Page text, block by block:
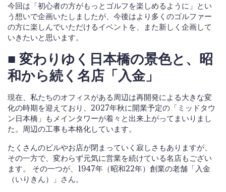
今回は「初心者の方がもっとゴルフを楽しめるように」とい
う想いで企画いたしましたが、今後はより多くのゴルファー
の方に楽しんでいただけるイベントを、また新しく企画して
いきたいと思います。
■ 変わりゆく日本橋の景色と、昭
和から続く名店「入金」
現在、私たちのオフィスがある周辺は再開発による大きな変
化の時期を迎えており、2027年秋に開業予定の「ミッドタウ
ン日本橋」もメインタワーが着々と出来上がってまいりまし
た。周辺の工事も本格化しています。
たくさんのビルやお店が閉まっていく寂しさもありますが、
その一方で、変わらず元気に営業を続けている名店もござい
ます。 その一つが、1947年（昭和22年）創業の老舗「入金
（いりきん）」さん。